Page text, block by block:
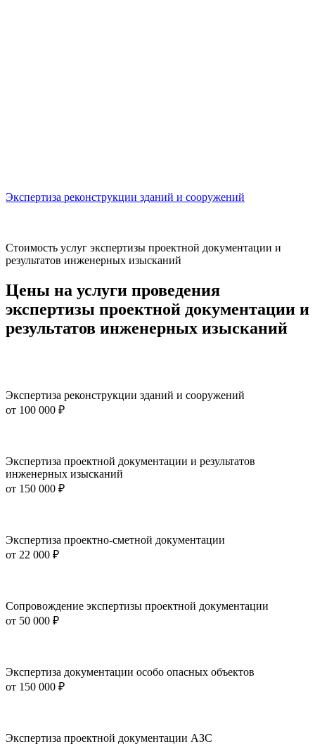
Экспертиза реконструкции зданий и сооружений
Стоимость услуг экспертизы проектной документации и
результатов инженерных изысканий
Цены на услуги проведения
экспертизы проектной документации и
результатов инженерных изысканий
Экспертиза реконструкции зданий и сооружений
от 100 000 ₽
Экспертиза проектной документации и результатов
инженерных изысканий
от 150 000 ₽
Экспертиза проектно-сметной документации
от 22 000 ₽
Сопровождение экспертизы проектной документации
от 50 000 ₽
Экспертиза документации особо опасных объектов
от 150 000 ₽
Экспертиза проектной документации АЗС